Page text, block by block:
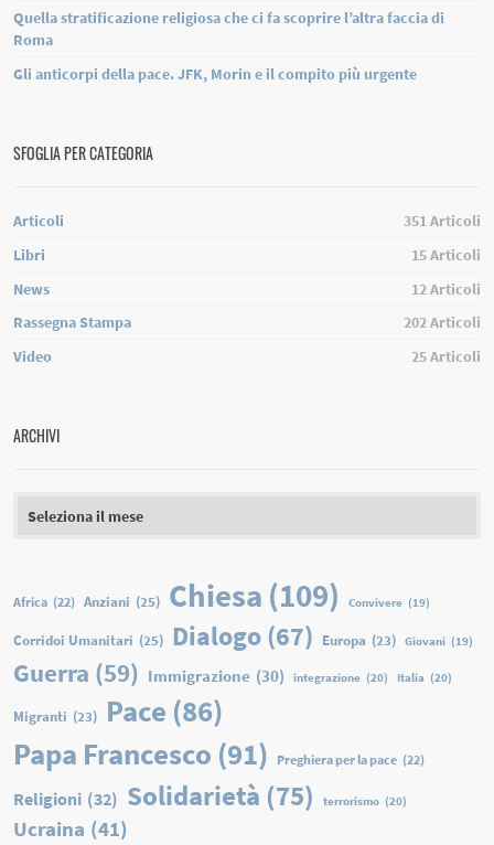
Quella stratificazione religiosa che ci fa scoprire l’altra faccia di
Roma
Gli anticorpi della pace. JFK, Morin e il compito più urgente
SFOGLIA PER CATEGORIA
Articoli 351 Articoli
Libri
15Articoli
News
12 Articoli
Rassegna Stampa
202Articoli
Video
25Articoli
ARCHIVI
Africa (22) Anziani (25) Chiesa (109) Convivere (19)
Corridoi Umanitari (25) Dialogo(67) Europa (23) Giovani (19)
Guerra (59) Immigrazione (30) integrazione (20) Italia (20)
Migranti (23) Pace (86)
Papa Francesco (91) Preghiera per la pace (22)
Religioni (32) Solidarietà (75) terrorismo (20)
Ucraina (41)